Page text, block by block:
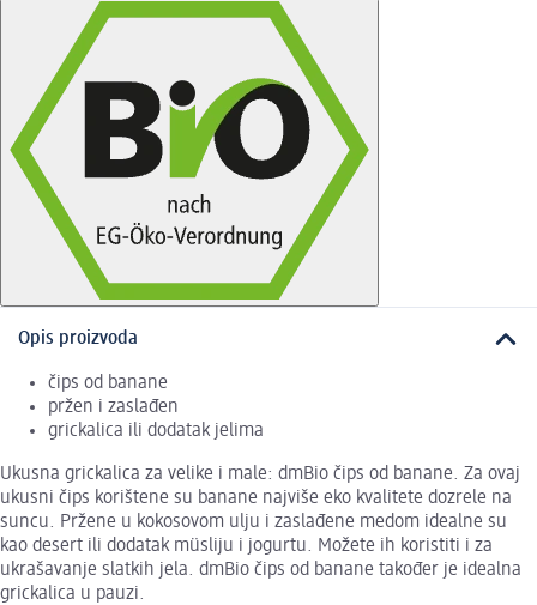
Opis proizvoda
čips od banane
pržen i zaslađen
grickalica ili dodatak jelima
Ukusna grickalica za velike i male: dmBio čips od banane. Za ovaj
ukusni čips korištene su banane najviše eko kvalitete dozrele na
suncu. Pržene u kokosovom ulju i zaslađene medom idealne su
kao desert ili dodatak müsliju i jogurtu. Možete ih koristiti i za
ukrašavanje slatkih jela. dmBio čips od banane također je idealna
grickalica u pauzi.